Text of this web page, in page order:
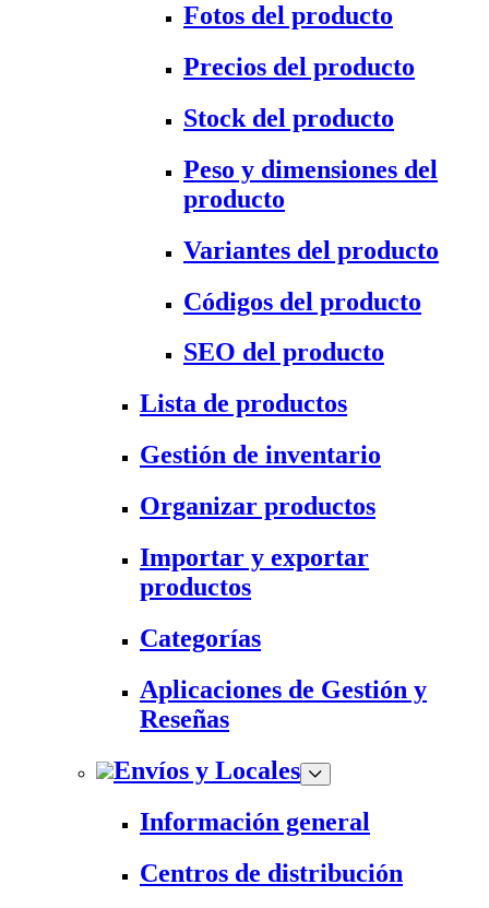
Fotos del producto
Precios del producto
Stock del producto
Peso y dimensiones del
producto
Variantes del producto
Códigos del producto
SEO del producto
Lista de productos
Gestión de inventario
Organizar productos
Importar y exportar
productos
Categorías
Aplicaciones de Gestión y
Reseñas
Envíos y Locales
Información general
Centros de distribución